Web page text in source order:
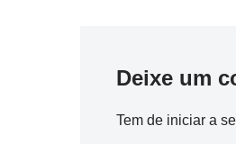
Deixe um
Tem de iniciar a